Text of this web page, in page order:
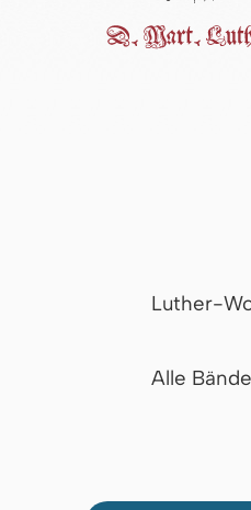
Luther-
Alle